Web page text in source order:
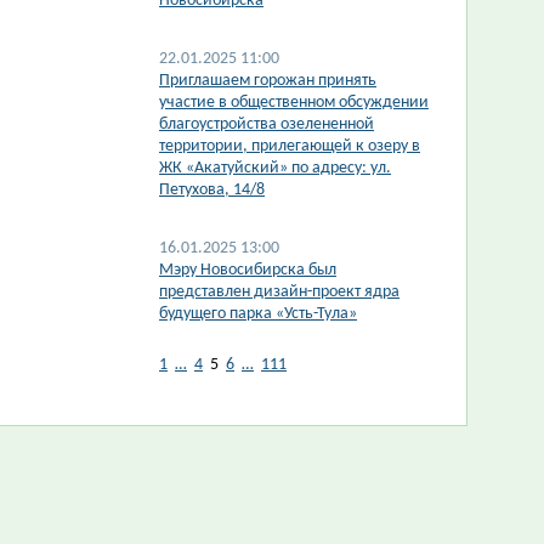
22.01.2025 11:00
Приглашаем горожан принять
участие в общественном обсуждении
благоустройства озелененной
территории, прилегающей к озеру в
ЖК «Акатуйский» по адресу: ул.
Петухова, 14/8
16.01.2025 13:00
Мэру Новосибирска был
представлен дизайн-проект ядра
будущего парка «Усть-Тула»
1 … 4 5 6 … 111